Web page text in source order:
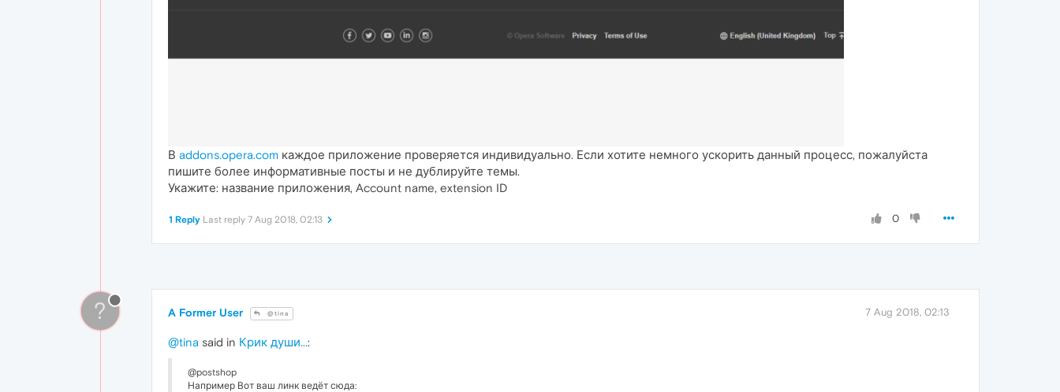
В addons.opera.com каждое приложение проверяется индивидуально. Если хотите немного ускорить данный процесс, пожалуйста
пишите более информативные посты и не дублируйте темы.
Укажите: название приложения, Account name, extension ID
0
1 Reply Last reply 7 Aug 2018, 02:13
? A Former User @tina 7 Aug 2018, 02:13
@tina said in Крик души...:
@postshop
Например Вот ваш линк ведёт сюда: